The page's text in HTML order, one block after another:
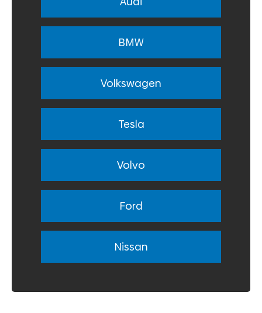
BMW
Volkswagen
Tesla
Volvo
Ford
Nissan